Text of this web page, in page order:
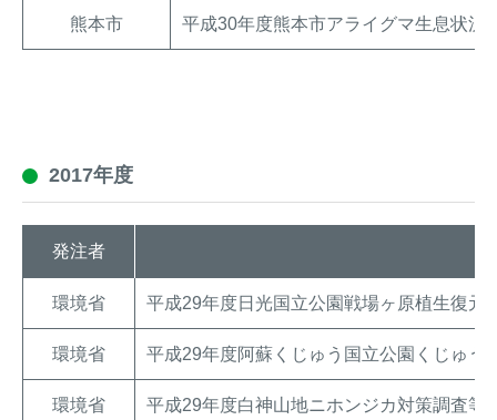
熊本市 平成30年度熊本市アライグマ生息状況
2017年度
発注者
環境省 平成29年度日光国立公園戦場ヶ原植生復元
環境省 平成29年度阿蘇くじゅう国立公園くじゅう
環境省 平成29年度白神山地ニホンジカ対策調査等